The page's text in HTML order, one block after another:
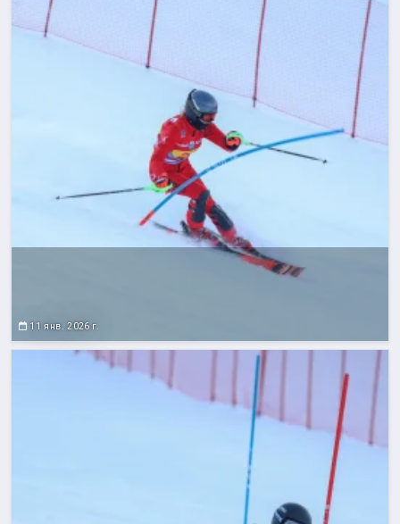
11 янв. 2026 г.